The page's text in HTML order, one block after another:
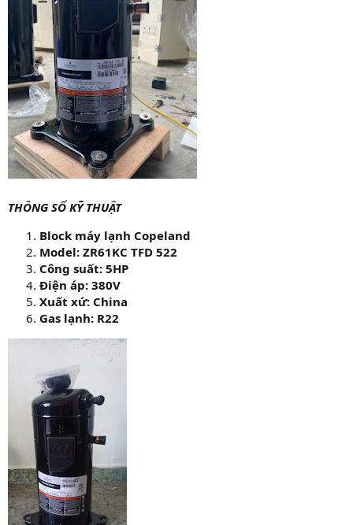
THÔNG SỐ KỸ THUẬT
Block máy lạnh Copeland
Model: ZR61KC TFD 522
Công suất: 5HP
Điện áp: 380V
Xuất xứ: China
Gas lạnh: R22